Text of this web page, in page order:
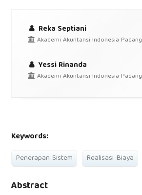
Reka Septiani
Akademi Akuntansi Indonesia Padang
Yessi Rinanda
Akademi Akuntansi Indonesia Padang
Keywords:
Penerapan Sistem Realisasi Biaya
Abstract